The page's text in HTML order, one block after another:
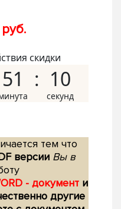
скидки
51 09
тем что
версии Вы в
- документ и
другие